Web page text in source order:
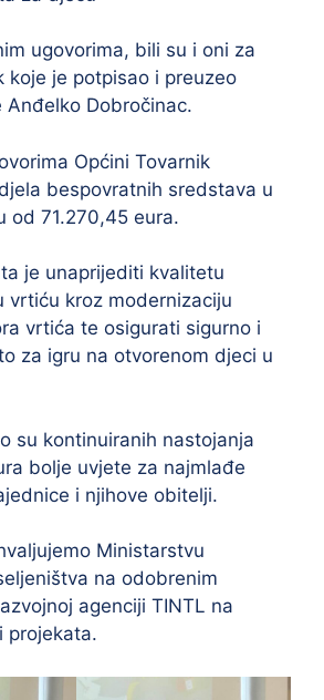
ugovorima, bili su i oni za
koje je potpisao i preuzeo
Anđelko Dobročinac.
Općini Tovarnik
bespovratnih sredstava u
od 71.270,45 eura.
je unaprijediti kvalitetu
vrtiću kroz modernizaciju
vrtića te osigurati sigurno i
za igru na otvorenom djeci u
su kontinuiranih nastojanja
bolje uvjete za najmlađe
i njihove obitelji.
Ministarstvu
na odobrenim
agenciji TINTL na
projekata.